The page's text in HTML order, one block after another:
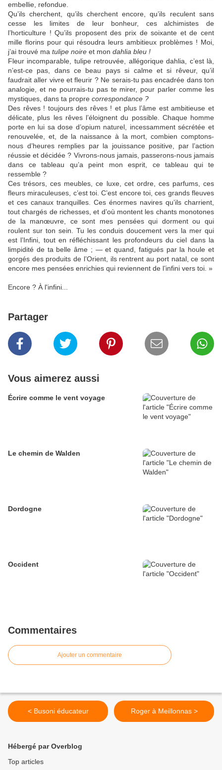
embellie, refondue.
Qu’ils cherchent, qu’ils cherchent encore, qu’ils reculent sans
cesse les limites de leur bonheur, ces alchimistes de
l’horticulture ! Qu’ils proposent des prix de soixante et de cent
mille florins pour qui résoudra leurs ambitieux problèmes ! Moi,
j’ai trouvé ma tulipe noire et mon dahlia bleu !
Fleur incomparable, tulipe retrouvée, allégorique dahlia, c’est là,
n’est-ce pas, dans ce beau pays si calme et si rêveur, qu’il
faudrait aller vivre et fleurir ? Ne serais-tu pas encadrée dans ton
analogie, et ne pourrais-tu pas te mirer, pour parler comme les
mystiques, dans ta propre correspondance ?
Des rêves ! toujours des rêves ! et plus l’âme est ambitieuse et
délicate, plus les rêves l’éloignent du possible. Chaque homme
porte en lui sa dose d’opium naturel, incessamment sécrétée et
renouvelée, et, de la naissance à la mort, combien comptons-
nous d’heures remplies par la jouissance positive, par l’action
réussie et décidée ? Vivrons-nous jamais, passerons-nous jamais
dans ce tableau qu’a peint mon esprit, ce tableau qui te
ressemble ?
Ces trésors, ces meubles, ce luxe, cet ordre, ces parfums, ces
fleurs miraculeuses, c’est toi. C’est encore toi, ces grands fleuves
et ces canaux tranquilles. Ces énormes navires qu’ils charrient,
tout chargés de richesses, et d’où montent les chants monotones
de la manœuvre, ce sont mes pensées qui dorment ou qui
roulent sur ton sein. Tu les conduis doucement vers la mer qui
est l’Infini, tout en réfléchissant les profondeurs du ciel dans la
limpidité de ta belle âme ; — et quand, fatigués par la houle et
gorgés des produits de l’Orient, ils rentrent au port natal, ce sont
encore mes pensées enrichies qui reviennent de l’infini vers toi. »
Encore ? À l'infini...
Partager
Vous aimerez aussi
Écrire comme le vent voyage
Le chemin de Walden
Dordogne
Occident
Commentaires
Ajouter un commentaire
< Busoni éducateur Roger à Meillonnas >
Hébergé par Overblog
Top articles